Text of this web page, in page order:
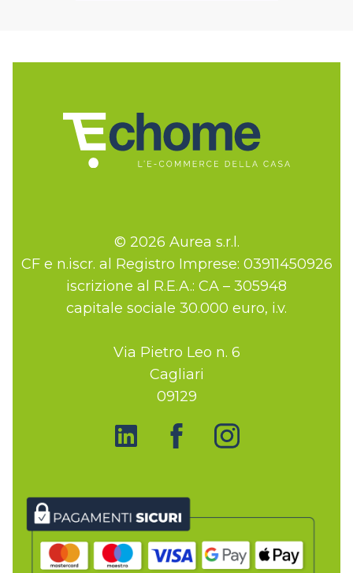
© 2026 Aurea s.r.l.
CF e n.iscr. al Registro Imprese: 03911450926
iscrizione al R.E.A.: CA – 305948
capitale sociale 30.000 euro, i.v.
Via Pietro Leo n. 6
Cagliari
09129